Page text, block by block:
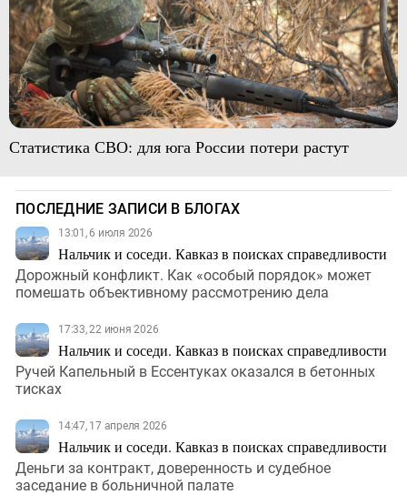
Статистика СВО: для юга России потери растут
ПОСЛЕДНИЕ ЗАПИСИ В БЛОГАХ
13:01, 6 июля 2026
Нальчик и соседи. Кавказ в поисках справедливости
Дорожный конфликт. Как «особый порядок» может
помешать объективному рассмотрению дела
17:33, 22 июня 2026
Нальчик и соседи. Кавказ в поисках справедливости
Ручей Капельный в Ессентуках оказался в бетонных
тисках
14:47, 17 апреля 2026
Нальчик и соседи. Кавказ в поисках справедливости
Деньги за контракт, доверенность и судебное
заседание в больничной палате